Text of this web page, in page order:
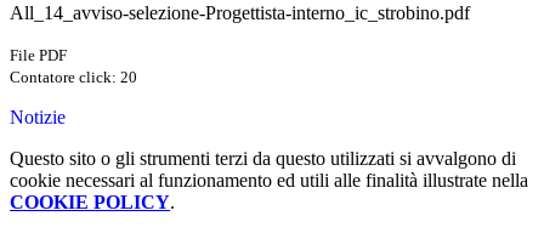
All_14_avviso-selezione-Progettista-interno_ic_strobino.pdf
File PDF
Contatore click: 20
Notizie
Questo sito o gli strumenti terzi da questo utilizzati si avvalgono di
cookie necessari al funzionamento ed utili alle finalità illustrate nella
COOKIE POLICY.